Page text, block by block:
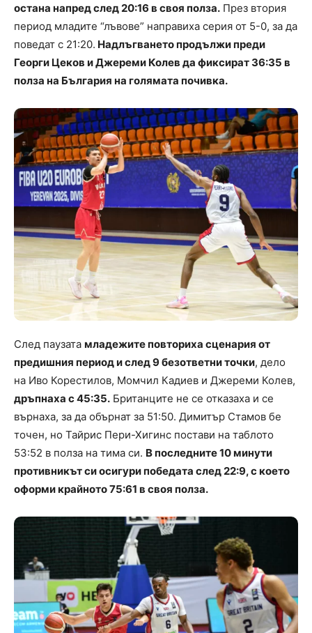
остана напред след 20:16 в своя полза. През втория
период младите “лъвове” направиха серия от 5-0, за да
поведат с 21:20. Надлъгването продължи преди
Георги Цеков и Джереми Колев да фиксират 36:35 в
полза на България на голямата почивка.
След паузата младежите повториха сценария от
предишния период и след 9 безответни точки, дело
на Иво Корестилов, Момчил Кадиев и Джереми Колев,
дръпнаха с 45:35. Британците не се отказаха и се
върнаха, за да обърнат за 51:50. Димитър Стамов бе
точен, но Тайрис Пери-Хигинс постави на таблото
53:52 в полза на тима си. В последните 10 минути
противникът си осигури победата след 22:9, с което
оформи крайното 75:61 в своя полза.